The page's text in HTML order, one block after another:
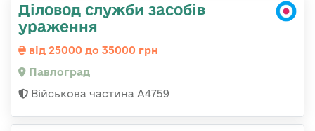
Діловод служби засобів
ураження
від 25000 до 35000 грн
Павлоград
Військова частина А4759